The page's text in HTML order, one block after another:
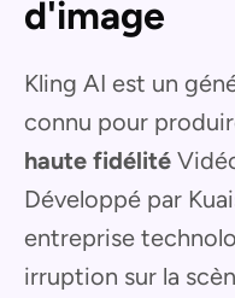
d'image
Kling AI est un
connu pour
haute fidélité
Développé par
entreprise
irruption sur la